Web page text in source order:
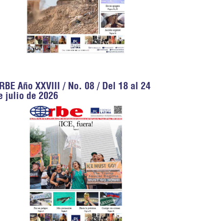
Año XXVIII / No. 08 / Del 18 al 24
julio de 2026